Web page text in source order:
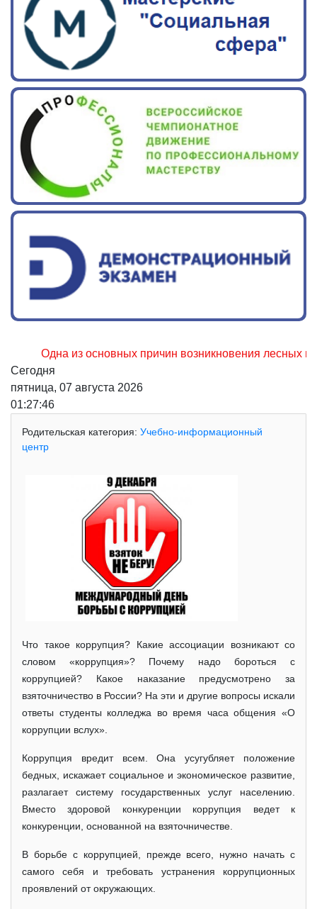
Одна из основных причин возникновения лесных
Сегодня
пятница, 07 августа 2026
01:27:47
Родительская категория: Учебно-информационный
центр
Что такое коррупция? Какие ассоциации возникают со
словом «коррупция»? Почему надо бороться с
коррупцией? Какое наказание предусмотрено за
взяточничество в России? На эти и другие вопросы искали
ответы студенты колледжа во время часа общения «О
коррупции вслух».
Коррупция вредит всем. Она усугубляет положение
бедных, искажает социальное и экономическое развитие,
разлагает систему государственных услуг населению.
Вместо здоровой конкуренции коррупция ведет к
конкуренции, основанной на взяточничестве.
В борьбе с коррупцией, прежде всего, нужно начать с
самого себя и требовать устранения коррупционных
проявлений от окружающих.